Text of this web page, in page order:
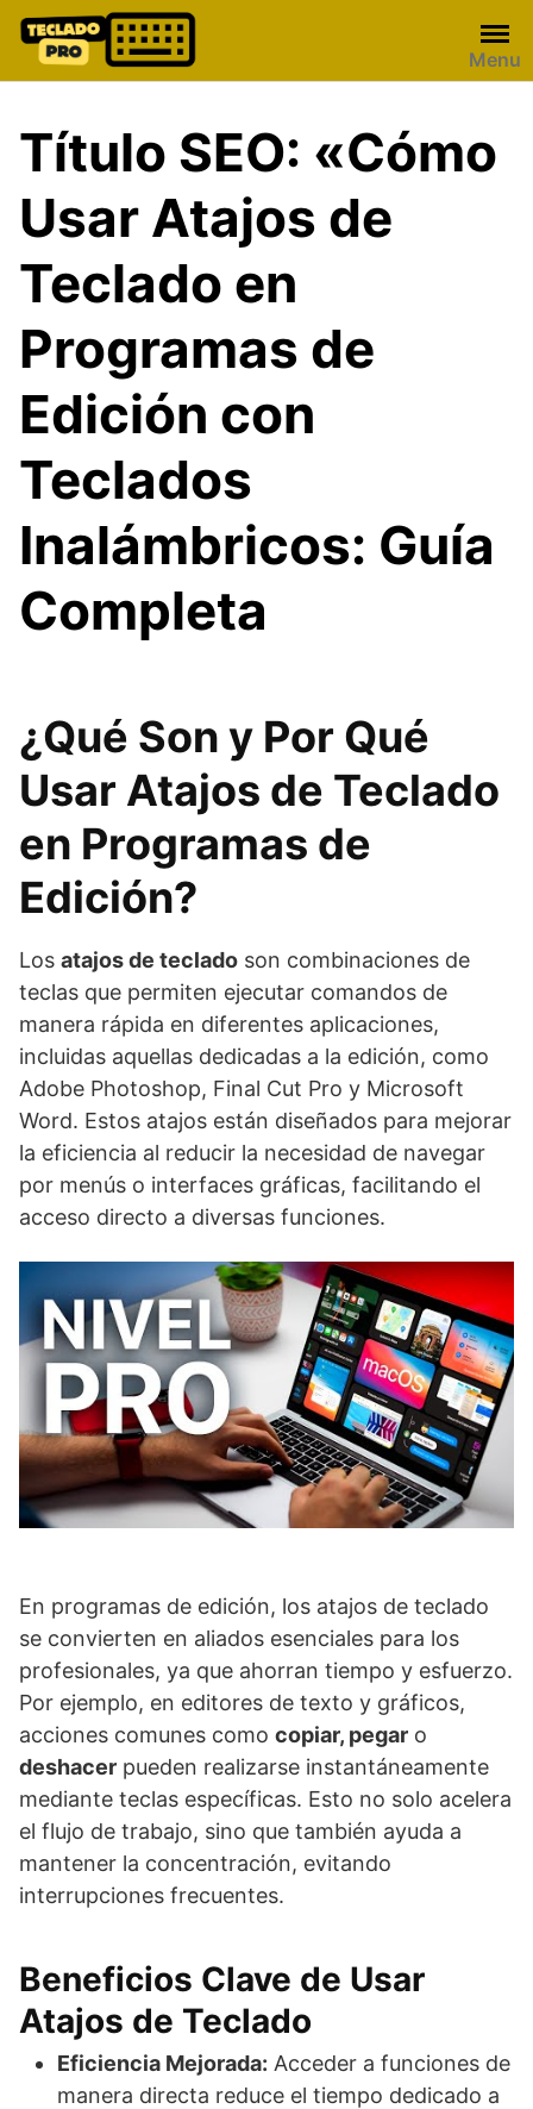
Skip
content
Menu
Título SEO: «Cómo
Usar Atajos de
Teclado en
Programas de
Edición con
Teclados
Inalámbricos: Guía
Completa
¿Qué Son y Por Qué
Usar Atajos de Teclado
en Programas de
Edición?
Los atajos de teclado son combinaciones de
teclas que permiten ejecutar comandos de
manera rápida en diferentes aplicaciones,
incluidas aquellas dedicadas a la edición, como
Adobe Photoshop, Final Cut Pro y Microsoft
Word. Estos atajos están diseñados para mejorar
la eficiencia al reducir la necesidad de navegar
por menús o interfaces gráficas, facilitando el
acceso directo a diversas funciones.
En programas de edición, los atajos de teclado
se convierten en aliados esenciales para los
profesionales, ya que ahorran tiempo y esfuerzo.
Por ejemplo, en editores de texto y gráficos,
acciones comunes como copiar, pegar o
deshacer pueden realizarse instantáneamente
mediante teclas específicas. Esto no solo acelera
el flujo de trabajo, sino que también ayuda a
mantener la concentración, evitando
interrupciones frecuentes.
Beneficios Clave de Usar
Atajos de Teclado
Eficiencia Mejorada: Acceder a funciones de
manera directa reduce el tiempo dedicado a